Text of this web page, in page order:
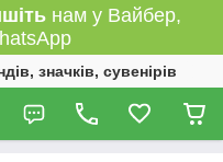
нам у Вайбер,
значків, сувенірів